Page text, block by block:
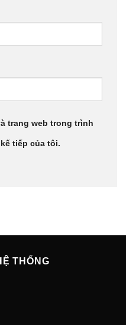
trang web trong trình
tiếp của tôi.
THỐNG